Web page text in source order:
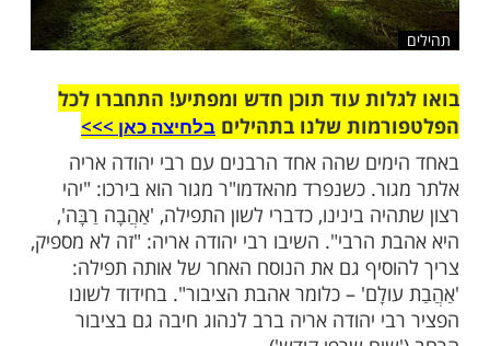
עוד תוכן חדש ומפתיע! התחברו לכל
שלנו בתהיליםבלחיצה כאן >>>​